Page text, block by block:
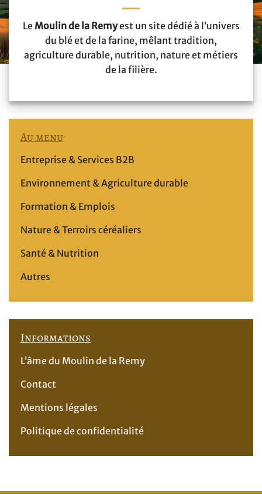
Le Moulin de la Remyest un site dédié à l’univers
du blé et de la farine, mêlant tradition,
agriculture durable, nutrition, nature et métiers
de la filière.
Au menu
Entreprise & Services B2B
Environnement & Agriculture durable
Formation & Emplois
Nature & Terroirs céréaliers
Santé & Nutrition
Autres
Informations
L’âme du Moulin de la Remy
Contact
Mentions légales
Politique de confidentialité